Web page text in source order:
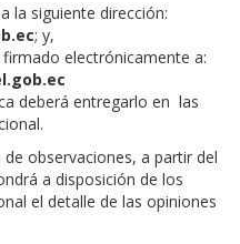
la siguiente dirección:
; y,
electrónicamente a:
deberá entregarlo en las
observaciones, a partir del
a disposición de los
el detalle de las opiniones